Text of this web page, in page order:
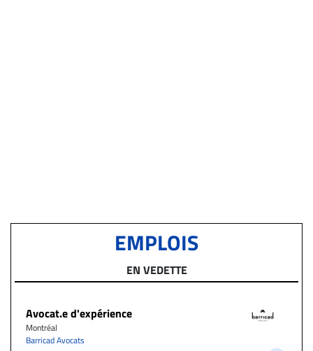
EMPLOIS
EN VEDETTE
Avocat.e d'expérience
Montréal
Barricad Avocats